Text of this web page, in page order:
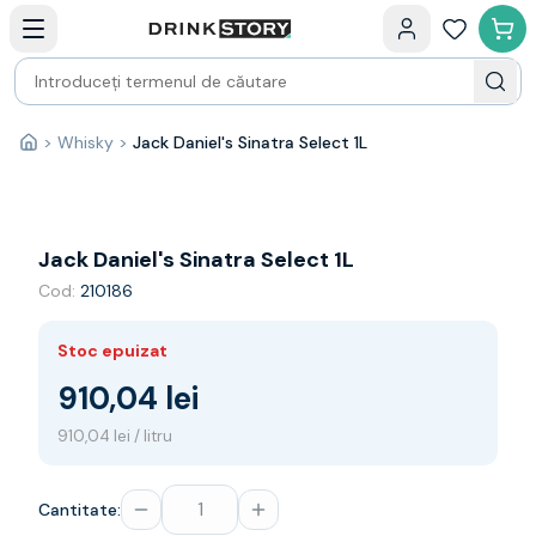
Bauturi fine — selectie
Produse Noi
Cosuri cadou
Pachete & Cadouri
Vin
Franta
Spania
Australia
Germania
Noua Zeelanda
Prosecco
Acasă
> Whisky > Jack Daniel's Sinatra Select 1L
Jack Daniel's Sinatra Select 1L
Cod: 210186
Stoc epuizat
910,04 lei
910,04 lei / litru
Cantitate: